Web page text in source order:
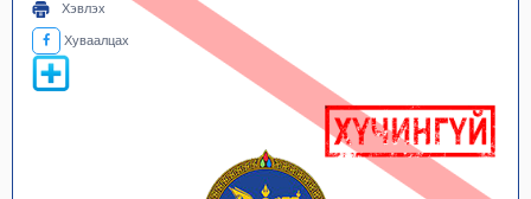
Хэвлэх
Хуваалцах